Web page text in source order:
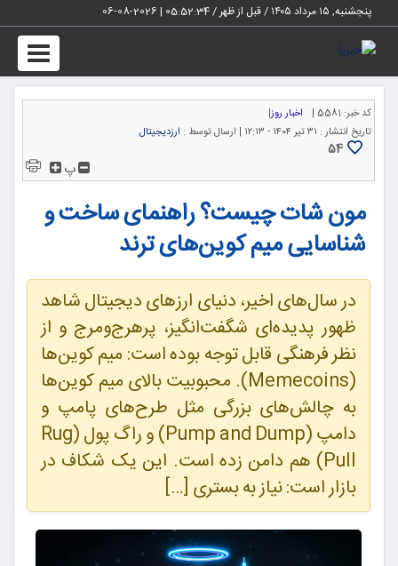
پنجشنبه, ۱۵ مرداد ۱۴۰۵ / قبل از ظهر / 05:52:35
|
2026-08-06
کد خبر: 5581 | اخبار روز|
تاریخ انتشار : ۳۱ تیر ۱۴۰۴ - ۱۲:۱۳ | ارسال توسط : ارزدیجیتال
54
پ
مون شات چیست؟ راهنمای ساخت و
شناسایی میم کوین‌های ترند
در سال‌های اخیر، دنیای ارزهای دیجیتال شاهد
ظهور پدیده‌ای شگفت‌انگیز، پرهرج‌ومرج و از
نظر فرهنگی قابل توجه بوده است: میم کوین‌ها
(Memecoins). محبوبیت بالای میم کوین‌ها
به چالش‌های بزرگی مثل طرح‌های پامپ و
دامپ (Pump and Dump) و راگ پول (Rug
Pull) هم دامن زده است. این یک شکاف در
بازار است: نیاز به بستری […]